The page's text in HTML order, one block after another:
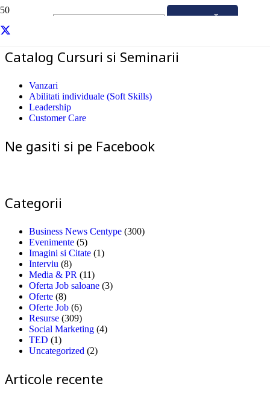
Catalog Cursuri si Seminarii
Vanzari
Abilitati individuale (Soft Skills)
Leadership
Customer Care
Ne gasiti si pe Facebook
Categorii
Business News Centype (300)
Evenimente (5)
Imagini si Citate (1)
Interviu (8)
Media & PR (11)
Oferta Job saloane (3)
Oferte (8)
Oferte Job (6)
Resurse (309)
Social Marketing (4)
TED (1)
Uncategorized (2)
Articole recente